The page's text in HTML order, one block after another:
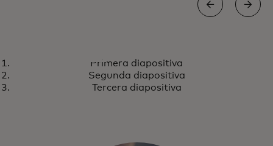
Un mundo diseñado para todos
Conoce más
Primera diapositiva
Segunda diapositiva
Tercera diapositiva